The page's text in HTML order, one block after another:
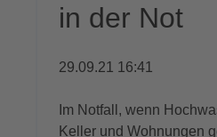
in der Not
29.09.21 16:41
Im Notfall, wenn
Keller und Wohnungen